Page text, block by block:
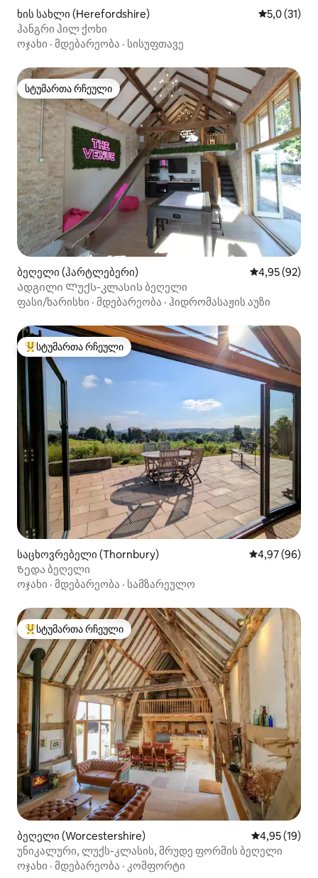
ხის სახლი (Herefordshire) საშუალო
5,0 (31)
ჰანგრი ჰილ ქოხი
ოჯახი · მდებარეობა · სისუფთავე
სტუმართა რჩეული
სტუმართა რჩეული
ბეღელი (ჰარტლებერი) საშუალო
4,95 (92)
Ადგილი Ლუქს-კლასის ბეღელი
ფასი/ხარისხი · მდებარეობა · ჰიდრომასაჟის აუზი
სტუმართა რჩეული მოწინავე ვარიანტი
სტუმართა რჩეული
საცხოვრებელი (Thornbury) საშუალო
4,97 (96)
Ზედა ბეღელი
ოჯახი · მდებარეობა · სამზარეულო
სტუმართა რჩეული მოწინავე ვარიანტი
სტუმართა რჩეული
ბეღელი (Worcestershire) საშუალო
4,95 (19)
უნიკალური, ლუქს-კლასის, მრუდე ფორმის ბეღელი
ოჯახი · მდებარეობა · კომფორტი